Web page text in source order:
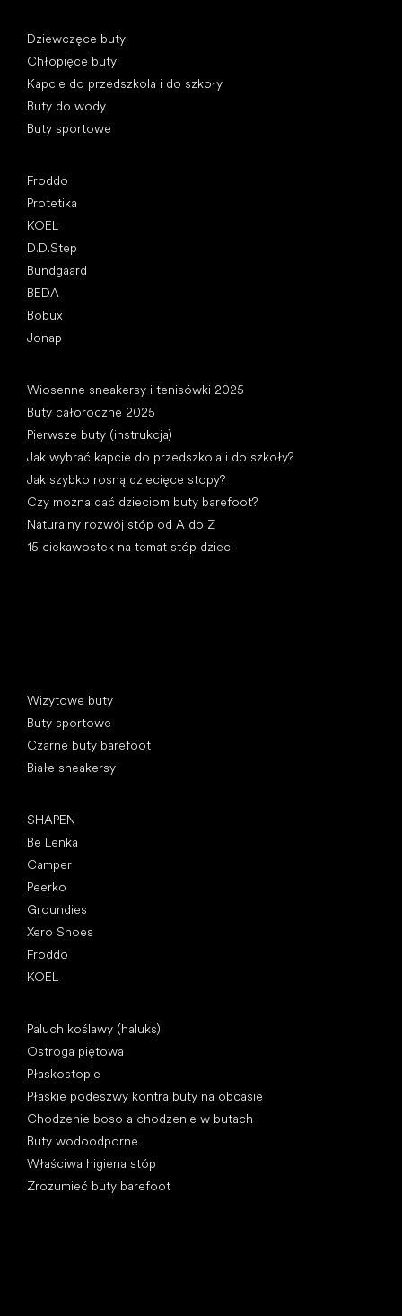
Dziewczęce buty
Chłopięce buty
Kapcie do przedszkola i do szkoły
Buty do wody
Buty sportowe
Froddo
Protetika
KOEL
D.D.Step
Bundgaard
BEDA
Bobux
Jonap
Wiosenne sneakersy i tenisówki 2025
Buty całoroczne 2025
Pierwsze buty (instrukcja)
Jak wybrać kapcie do przedszkola i do szkoły?
Jak szybko rosną dziecięce stopy?
Czy można dać dzieciom buty barefoot?
Naturalny rozwój stóp od A do Z
15 ciekawostek na temat stóp dzieci
Wizytowe buty
Buty sportowe
Czarne buty barefoot
Białe sneakersy
SHAPEN
Be Lenka
Camper
Peerko
Groundies
Xero Shoes
Froddo
KOEL
Paluch koślawy (haluks)
Ostroga piętowa
Płaskostopie
Płaskie podeszwy kontra buty na obcasie
Chodzenie boso a chodzenie w butach
Buty wodoodporne
Właściwa higiena stóp
Zrozumieć buty barefoot